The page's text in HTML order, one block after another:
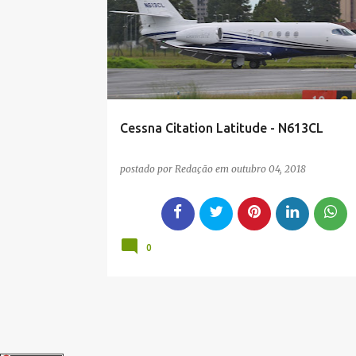
g
e
n
s
Cessna Citation Latitude - N613CL
postado por Redação em outubro 04, 2018
LATITUDE N613CL SBBI
0